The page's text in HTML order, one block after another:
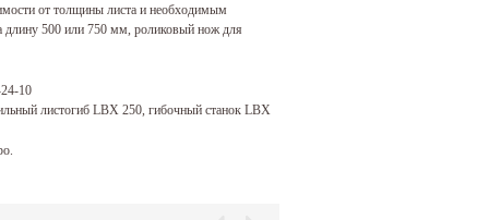
от толщины листа и необходимым
длину 500 или 750 мм, роликовый нож для
10
листогиб LBX 250, гибочный станок LBX